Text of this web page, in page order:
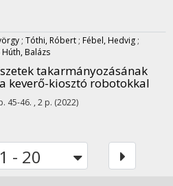
; Tóthi, Róbert ; Fébel, Hedvig ;
Húth, Balázs
takarmányozásának
keverő-kiosztó robotokkal
45-46. , 2 p. (2022)
1 - 20